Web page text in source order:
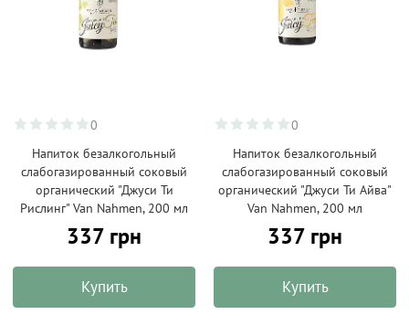
0
Напиток безалкогольный
слабогазированный соковый
органический "Джуси Ти
Рислинг" Van Nahmen, 200 мл
337 грн
Купить
0
Напиток безалкогольный
слабогазированный соковый
органический "Джуси Ти Айва"
Van Nahmen, 200 мл
337 грн
Купить